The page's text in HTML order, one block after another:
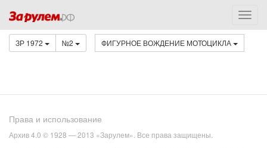
ЗР 1972 №2 ФИГУРНОЕ ВОЖДЕНИЕ МОТОЦИКЛА
Права и использование
Архив 4.0 © 1928 — 2013 «Зарулем». Все права защищены.